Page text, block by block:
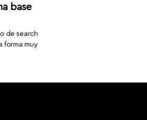
base
de search
forma muy